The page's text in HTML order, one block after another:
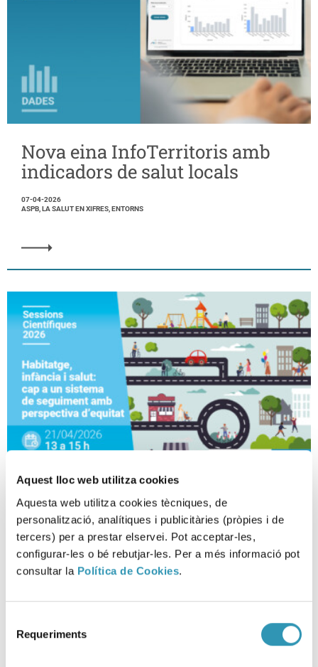
Aquest lloc web utilitza cookies
Aquesta web utilitza cookies tècniques, de
personalització, analítiques i publicitàries (pròpies i de
tercers) per a prestar elservei. Pot acceptar-les,
configurar-les o bé rebutjar-les. Per a més informació pot
consultar la Política de Cookies.
Requeriments
Nova eina InfoTerritoris amb
indicadors de salut locals
07-04-2026
ASPB, LA SALUT EN XIFRES, ENTORNS
Habitatge, infància i salut: cap a
un sistema de seguiment amb
perspectiva d’equitat